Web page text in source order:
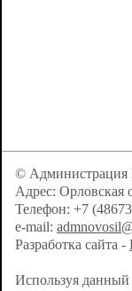
© Администрация
Адрес: Орловская
Телефон: +7
e-mail:
Разработка сайта -
Используя данный